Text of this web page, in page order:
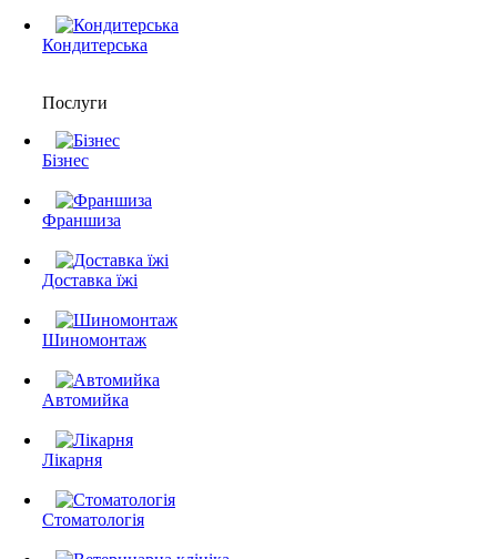
Кондитерська
Послуги
Бізнес
Франшиза
Доставка їжі
Шиномонтаж
Автомийка
Лікарня
Стоматологія